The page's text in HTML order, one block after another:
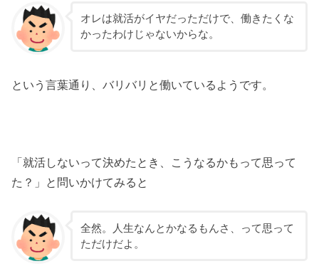
オレは就活がイヤだっただけで、働きたくな
かったわけじゃないからな。
という言葉通り、バリバリと働いているようです。
「就活しないって決めたとき、こうなるかもって思って
た？」と問いかけてみると
全然。人生なんとかなるもんさ、って思って
ただけだよ。